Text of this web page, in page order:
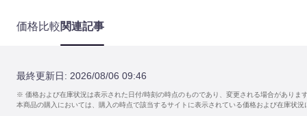
価格比較関連記事
最終更新日: 2026/08/06 09:46
※ 価格および在庫状況は表示された日付/時刻の時点のものであり、変更される場合があります
本商品の購入においては、購入の時点で該当するサイトに表示されている価格および在庫状況